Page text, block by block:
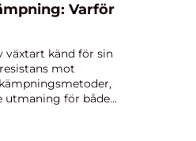
Varför
växtart känd för sin
mot
utmaning för både